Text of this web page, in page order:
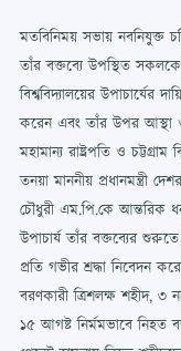
মতবিনিময় সভায় নবনিযুক্ত
তাঁর বক্তব্যে উপস্থিত সকলকে
বিশ্ববিদ্যালয়ের উপাচার্যের
করেন এবং তাঁর উপর আস্থা ও
মহামান্য রাষ্ট্রপতি ও চট্টগ্রাম
তনয়া মাননীয় প্রধানমন্ত্রী
চৌধুরী এম.পি.কে আন্তরিক
উপাচার্য তাঁর বক্তব্যের
প্রতি গভীর শ্রদ্ধা নিবেদন
বরণকারী ত্রিশলক্ষ শহীদ, ৩
১৫ আগষ্ট নির্মমভাবে নিহত